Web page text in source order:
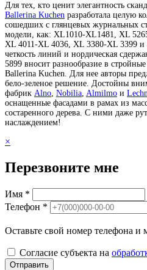
Для тех, кто ценит элегантность
Ballerina Kuchen разработала целую
сошедших с глянцевых журнальных
модели, как: XL1010-XL1481, XL
XL 4011-XL 4036, XL 3380-XL 3399 и
четкость линий и нордическая
5899 вносит разнообразие в
Ballerina Kuchen. Для нее авторы
бело-зеленое решение. Достойны
фабрик Alno, Nobilia, Almilmo и
оснащенные фасадами в рамах из
состаренного дерева. С ними даже
наслаждением!
×
Перезвоните мне
Имя *
Телефон *
Оставьте свой номер телефона
Согласие субъекта на
Отправить